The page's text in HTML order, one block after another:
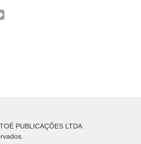
PUBLICAÇÕES LTDA